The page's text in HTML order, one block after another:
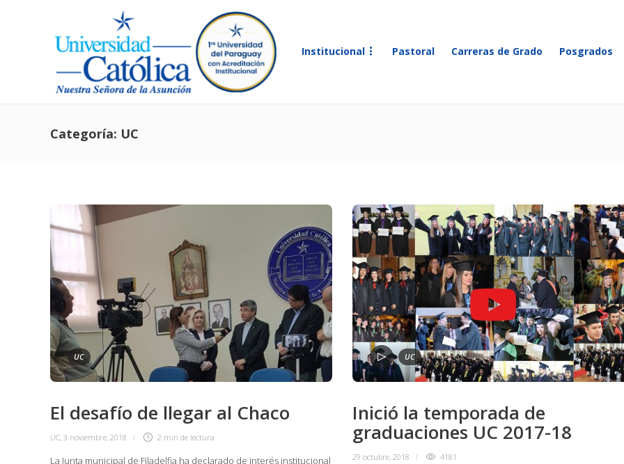
Institucional Pastoral Carreras de Grado Posgrados
Categoría: UC
UC
El desafío de llegar al Chaco
UC, 3 noviembre, 2018 2 min de lectura
La Junta municipal de Filadelfia ha declarado de interés institucional
UC
Inició la temporada de
graduaciones UC 2017-18
29 octubre, 2018 4181